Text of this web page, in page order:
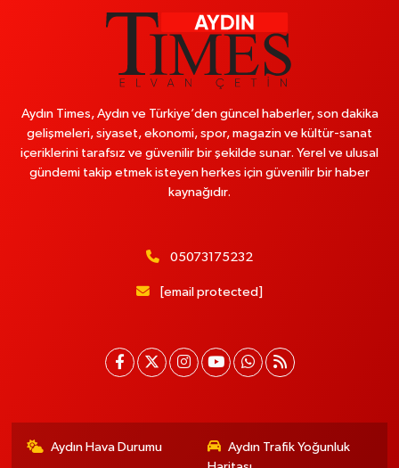
Aydın Times, Aydın ve Türkiye’den güncel haberler, son dakika
gelişmeleri, siyaset, ekonomi, spor, magazin ve kültür-sanat
içeriklerini tarafsız ve güvenilir bir şekilde sunar. Yerel ve ulusal
gündemi takip etmek isteyen herkes için güvenilir bir haber
kaynağıdır.
05073175232
[email protected]
Aydın Hava Durumu
Aydın Trafik Yoğunluk